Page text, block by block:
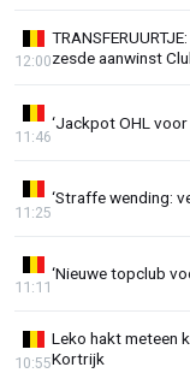
zesde aanwinst
12:00
‘Jackpot OHL
11:46
‘Straffe wending:
11:25
‘Nieuwe topclub
11:11
Leko hakt meteen
Kortrijk
10:55